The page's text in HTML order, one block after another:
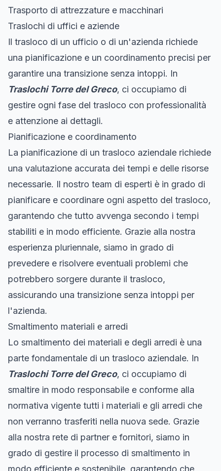
Trasporto di attrezzature e macchinari
Traslochi di uffici e aziende
Il trasloco di un ufficio o di un'azienda richiede
una pianificazione e un coordinamento precisi per
garantire una transizione senza intoppi. In
Traslochi Torre del Greco, ci occupiamo di
gestire ogni fase del trasloco con professionalità
e attenzione ai dettagli.
Pianificazione e coordinamento
La pianificazione di un trasloco aziendale richiede
una valutazione accurata dei tempi e delle risorse
necessarie. Il nostro team di esperti è in grado di
pianificare e coordinare ogni aspetto del trasloco,
garantendo che tutto avvenga secondo i tempi
stabiliti e in modo efficiente. Grazie alla nostra
esperienza pluriennale, siamo in grado di
prevedere e risolvere eventuali problemi che
potrebbero sorgere durante il trasloco,
assicurando una transizione senza intoppi per
l'azienda.
Smaltimento materiali e arredi
Lo smaltimento dei materiali e degli arredi è una
parte fondamentale di un trasloco aziendale. In
Traslochi Torre del Greco, ci occupiamo di
smaltire in modo responsabile e conforme alla
normativa vigente tutti i materiali e gli arredi che
non verranno trasferiti nella nuova sede. Grazie
alla nostra rete di partner e fornitori, siamo in
grado di gestire il processo di smaltimento in
modo efficiente e sostenibile, garantendo che